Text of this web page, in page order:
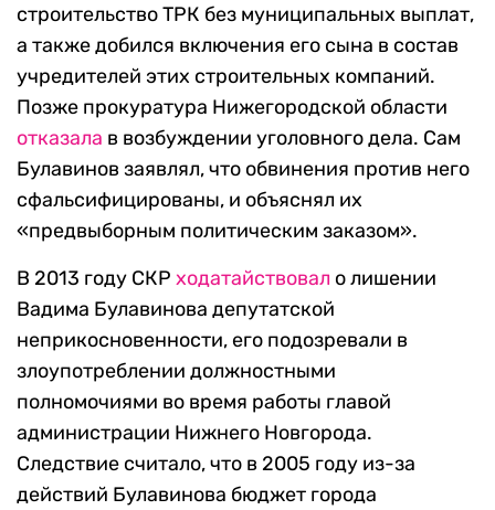
строительство ТРК без муниципальных выплат,
а также добился включения его сына в состав
учредителей этих строительных компаний.
Позже прокуратура Нижегородской области
отказала в возбуждении уголовного дела. Сам
Булавинов заявлял, что обвинения против него
сфальсифицированы, и объяснял их
«предвыборным политическим заказом».
В 2013 году СКР ходатайствовал о лишении
Вадима Булавинова депутатской
неприкосновенности, его подозревали в
злоупотреблении должностными
полномочиями во время работы главой
администрации Нижнего Новгорода.
Следствие считало, что в 2005 году из-за
действий Булавинова бюджет города